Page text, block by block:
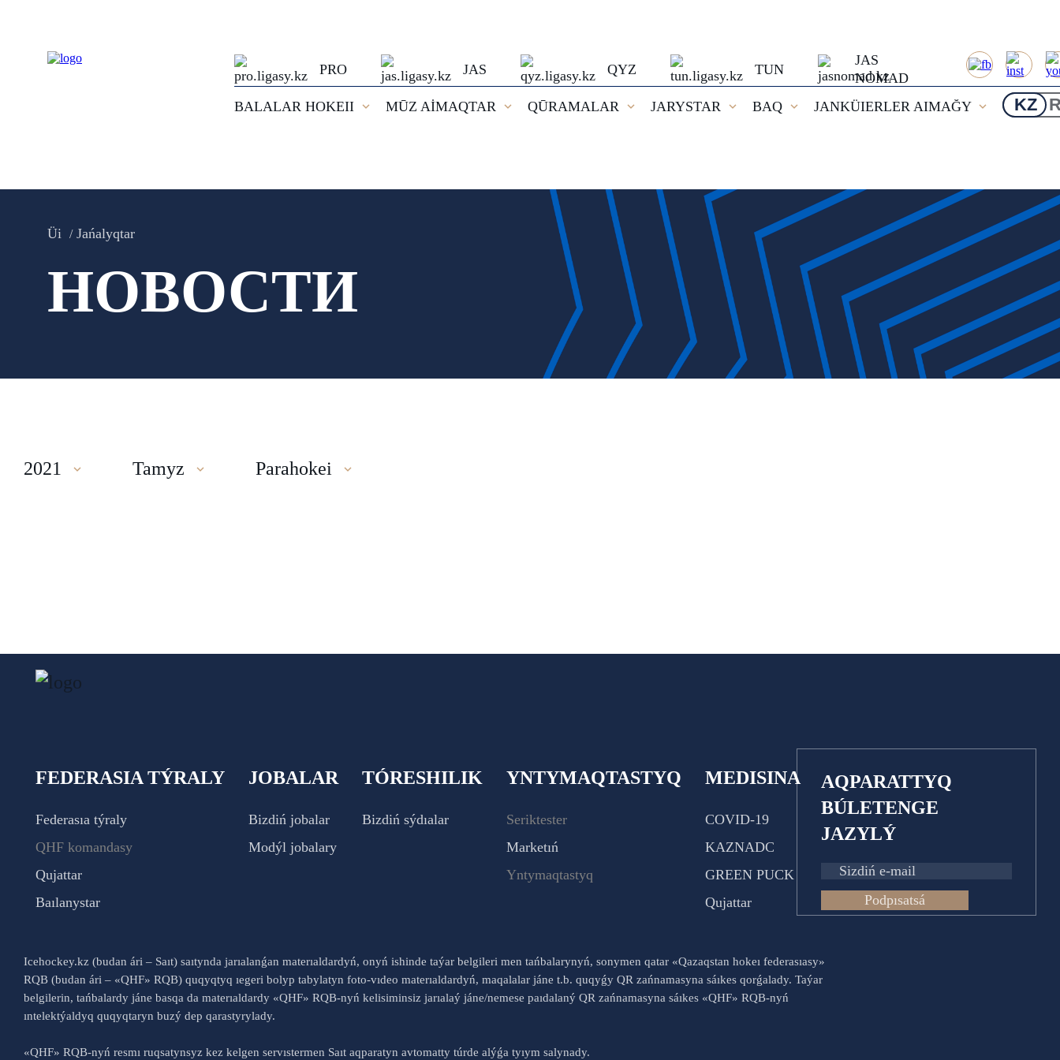
PRO JAS QYZ TUN
JAS
NOMAD
BALALAR HOKEII
MŪZ AİMAQTAR QŪRAMALAR JARYSTAR BAQ JANKÜIERLER AIMAĞY KZ
Üi Jańalyqtar
НОВОСТИ
2021 Tamyz Parahokei
FEDERASIA TÝRALY
Federasıa týraly
QHF komandasy
Qujattar
Baılanystar
JOBALAR
Bizdiń jobalar
Modýl jobalary
TÓRESHILIK
Bizdiń sýdıalar
YNTYMAQTASTYQ
Seriktester
Marketıń
Yntymaqtastyq
MEDISINA
COVID-19
KAZNADC
GREEN PUCK
Qujattar
AQPARATTYQ
BÚLETENGE
JAZYLÝ
Podpısatsá
Icehockey.kz (budan ári – Saıt) saıtynda jarıalanǵan materıaldardyń, onyń ishinde taýar belgileri men tańbalarynyń, sonymen qatar «Qazaqstan hokeı federasıasy»
RQB (budan ári – «QHF» RQB) quqyqtyq ıegeri bolyp tabylatyn foto-vıdeo materıaldardyń, maqalalar jáne t.b. quqyǵy QR zańnamasyna sáıkes qorǵalady. Taýar
belgilerin, tańbalardy jáne basqa da materıaldardy «QHF» RQB-nyń kelisiminsiz jarıalaý jáne/nemese paıdalaný QR zańnamasyna sáıkes «QHF» RQB-nyń
ıntelektýaldyq quqyqtaryn buzý dep qarastyrylady.
«QHF» RQB-nyń resmı ruqsatynsyz kez kelgen servıstermen Saıt aqparatyn avtomatty túrde alýǵa tyıym salynady.